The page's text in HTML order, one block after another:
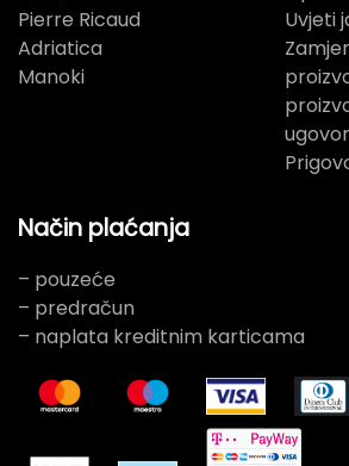
Pierre Ricaud
Adriatica
Manoki
Uvjeti
Način plaćanja
– pouzeće
– predračun
– naplata kreditnim karticama